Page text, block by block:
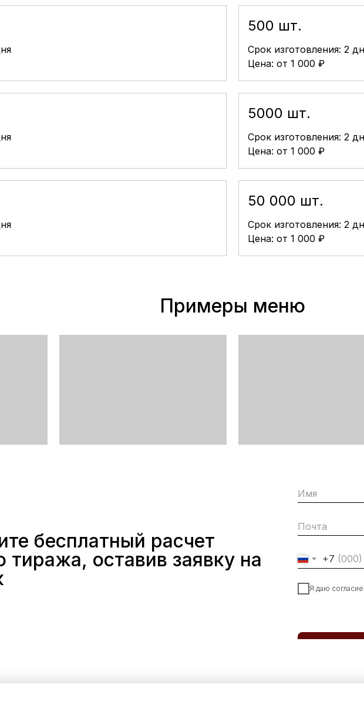
50 000 шт.
Срок изготовления: 2
Цена: от 1 000 ₽
Срок изготовления: 2
Цена: от 1 000 ₽
5000 шт.
Срок изготовления: 2
Цена: от 1 000 ₽
500 шт.
Примеры меню
+7
Я даю
бесплатный расчет
тиража, оставив заявку на